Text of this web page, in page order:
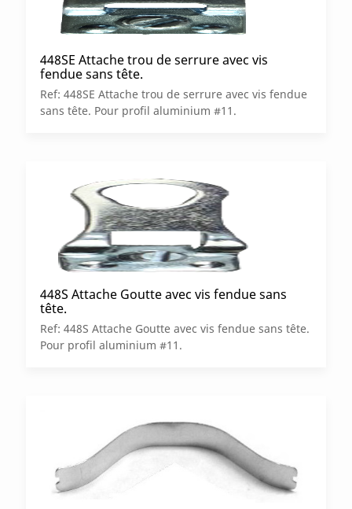
448SE Attache trou de serrure avec vis
fendue sans tête.
Ref: 448SE Attache trou de serrure avec vis fendue
sans tête. Pour profil aluminium #11.
448S Attache Goutte avec vis fendue sans
tête.
Ref: 448S Attache Goutte avec vis fendue sans tête.
Pour profil aluminium #11.